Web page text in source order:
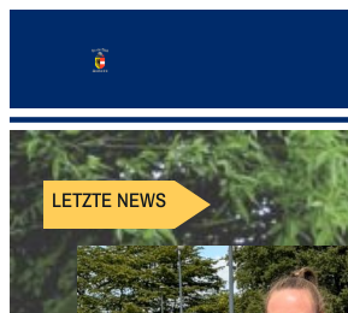
LETZTE NEWS